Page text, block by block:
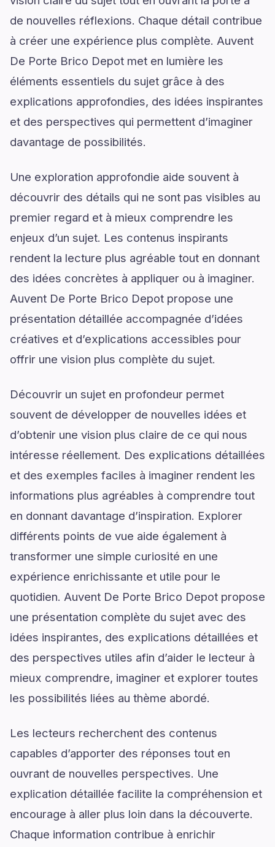
de nouvelles réflexions. Chaque détail contribue
à créer une expérience plus complète. Auvent
De Porte Brico Depot met en lumière les
éléments essentiels du sujet grâce à des
explications approfondies, des idées inspirantes
et des perspectives qui permettent d’imaginer
davantage de possibilités.
Une exploration approfondie aide souvent à
découvrir des détails qui ne sont pas visibles au
premier regard et à mieux comprendre les
enjeux d’un sujet. Les contenus inspirants
rendent la lecture plus agréable tout en donnant
des idées concrètes à appliquer ou à imaginer.
Auvent De Porte Brico Depot propose une
présentation détaillée accompagnée d’idées
créatives et d’explications accessibles pour
offrir une vision plus complète du sujet.
Découvrir un sujet en profondeur permet
souvent de développer de nouvelles idées et
d’obtenir une vision plus claire de ce qui nous
intéresse réellement. Des explications détaillées
et des exemples faciles à imaginer rendent les
informations plus agréables à comprendre tout
en donnant davantage d’inspiration. Explorer
différents points de vue aide également à
transformer une simple curiosité en une
expérience enrichissante et utile pour le
quotidien. Auvent De Porte Brico Depot propose
une présentation complète du sujet avec des
idées inspirantes, des explications détaillées et
des perspectives utiles afin d’aider le lecteur à
mieux comprendre, imaginer et explorer toutes
les possibilités liées au thème abordé.
Les lecteurs recherchent des contenus
capables d’apporter des réponses tout en
ouvrant de nouvelles perspectives. Une
explication détaillée facilite la compréhension et
encourage à aller plus loin dans la découverte.
Chaque information contribue à enrichir